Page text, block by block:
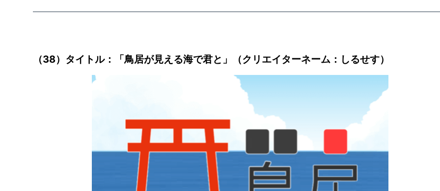
（38）タイトル：「鳥居が見える海で君と」（クリエイターネーム：しるせす）